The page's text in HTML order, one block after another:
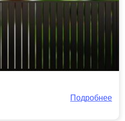
Подробнее